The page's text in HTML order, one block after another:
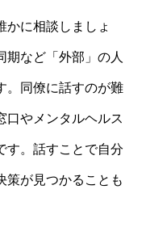
かに相談しましょ
期など「外部」の人
。同僚に話すのが難
口やメンタルヘルス
す。話すことで自分
策が見つかることも